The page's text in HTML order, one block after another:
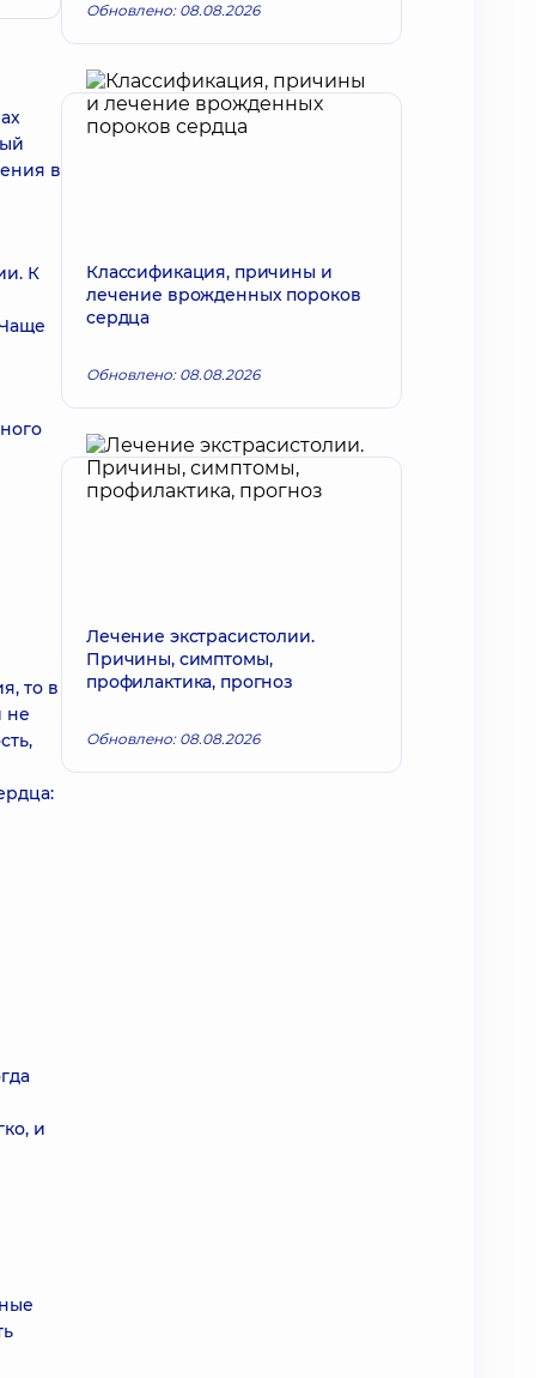
в
К
то в
не
и
Обновлено: 08.08.2026
Классификация, причины и
лечение врожденных пороков
сердца
Обновлено: 08.08.2026
Лечение экстрасистолии.
Причины, симптомы,
профилактика, прогноз
Обновлено: 08.08.2026